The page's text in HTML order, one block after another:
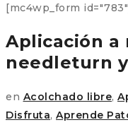
[mc4wp_form
Aplicación a
needleturn
en Acolchado libre,
Disfruta, Aprende